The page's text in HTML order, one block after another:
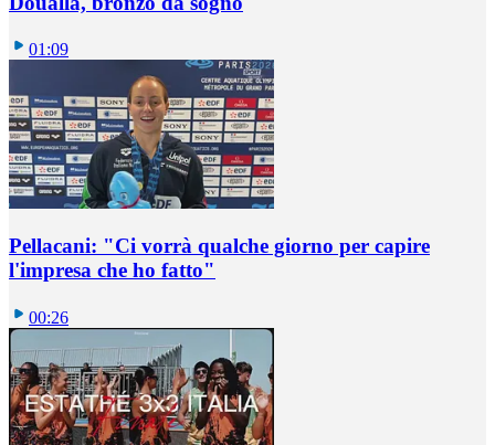
01:09
Pellacani: "Ci vorrà qualche giorno per capire
l'impresa che ho fatto"
00:26